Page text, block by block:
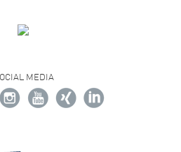
MEDIA